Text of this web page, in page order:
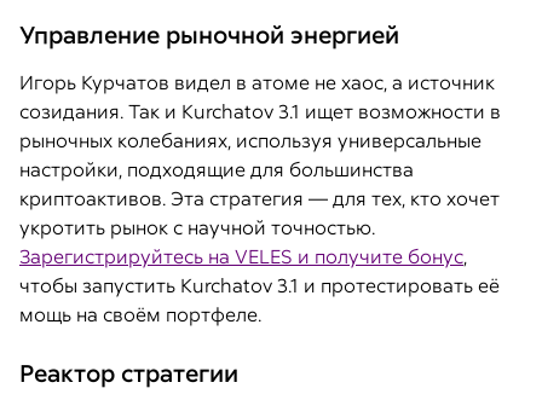
Управление рыночной энергией
Игорь Курчатов видел в атоме не хаос, а источник
созидания. Так и Kurchatov 3.1 ищет возможности в
рыночных колебаниях, используя универсальные
настройки, подходящие для большинства
криптоактивов. Эта стратегия — для тех, кто хочет
укротить рынок с научной точностью.
Зарегистрируйтесь на VELES и получите бонус,
чтобы запустить Kurchatov 3.1 и протестировать её
мощь на своём портфеле.
Реактор стратегии